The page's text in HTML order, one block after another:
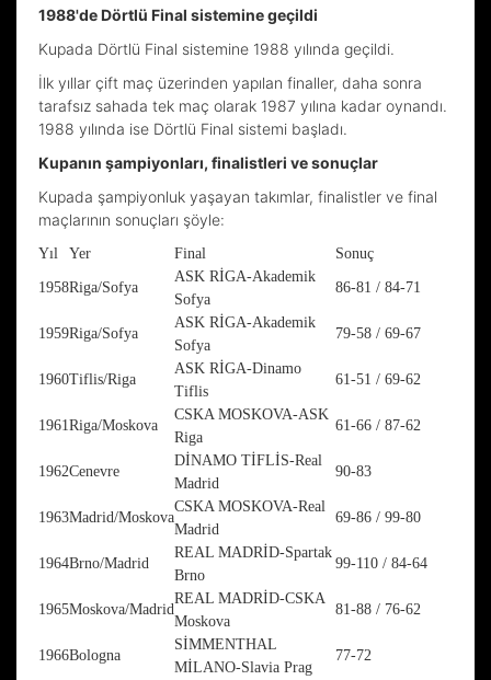
1988'de Dörtlü Final sistemine geçildi
Kupada Dörtlü Final sistemine 1988 yılında geçildi.
İlk yıllar çift maç üzerinden yapılan finaller, daha sonra
tarafsız sahada tek maç olarak 1987 yılına kadar oynandı.
1988 yılında ise Dörtlü Final sistemi başladı.
Kupanın şampiyonları, finalistleri ve sonuçlar
Kupada şampiyonluk yaşayan takımlar, finalistler ve final
maçlarının sonuçları şöyle:
Yıl Yer Final Sonuç
1958Riga/Sofya
ASK RİGA-Akademik
Sofya
86-81 / 84-71
1959Riga/Sofya
ASK RİGA-Akademik
Sofya
79-58 / 69-67
1960Tiflis/Riga
ASK RİGA-Dinamo
Tiflis
61-51 / 69-62
1961Riga/Moskova
CSKA MOSKOVA-ASK
Riga
61-66 / 87-62
1962Cenevre
DİNAMO TİFLİS-Real
Madrid
90-83
1963Madrid/Moskova
CSKA MOSKOVA-Real
Madrid
69-86 / 99-80
1964Brno/Madrid
REAL MADRİD-Spartak
Brno
99-110 / 84-64
1965Moskova/Madrid
REAL MADRİD-CSKA
Moskova
81-88 / 76-62
1966Bologna
SİMMENTHAL
MİLANO-Slavia Prag
77-72